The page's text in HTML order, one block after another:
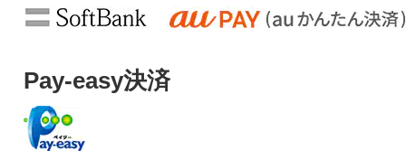
Pay-easy決済